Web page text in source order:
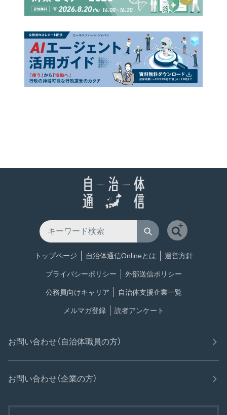
トップページ 自治体通信Onlineとは 運営方針
プライバシーポリシー 外部送信ポリシー
公務員向けキャリア 自治体支援企業一覧
メルマガ登録 読者アンケート
お問い合わせ（自治体職員の方）
お問い合わせ（企業の方）